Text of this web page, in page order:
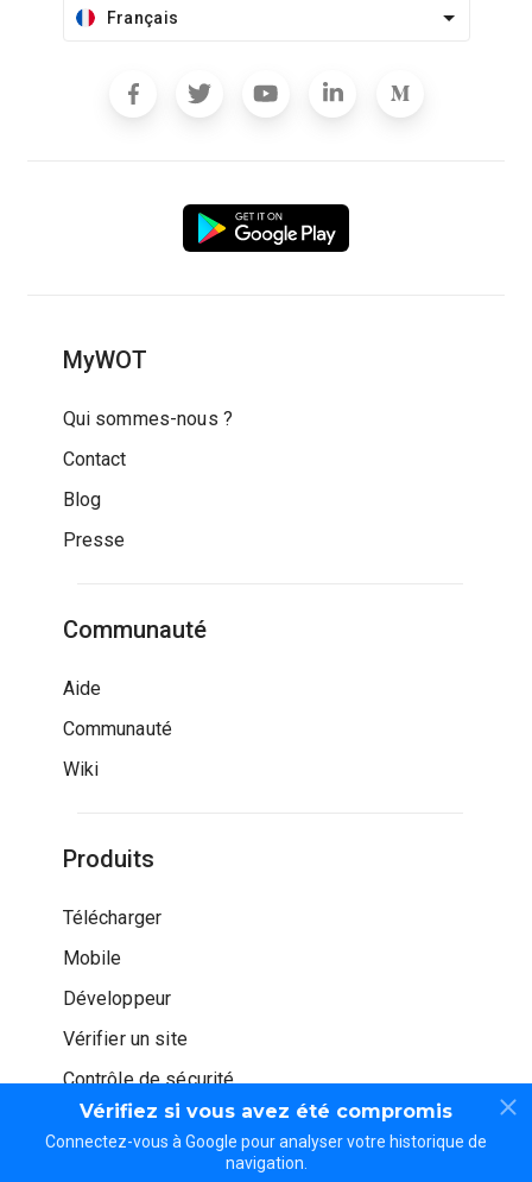
Vérifiez si vous avez été compromis
Connectez-vous à Google pour analyser votre historique de
navigation.
Français
MyWOT
Qui sommes-nous ?
Contact
Blog
Presse
Communauté
Aide
Communauté
Wiki
Produits
Télécharger
Mobile
Développeur
Vérifier un site
Contrôle de sécurité